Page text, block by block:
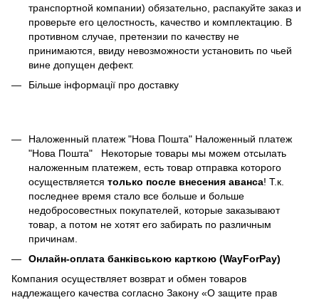
транспортной компании) обязательно, распакуйте заказ и
проверьте его целостность, качество и комплектацию. В
противном случае, претензии по качеству не
принимаются, ввиду невозможности установить по чьей
вине допущен дефект.
Більше інформації про доставку
Наложенный платеж "Нова Пошта" Наложенный платеж
"Нова Пошта"
Некоторые товары мы можем отсылать
наложенным платежем, есть товар отправка которого
осуществляется только после внесения аванса! Т.к.
последнее время стало все больше и больше
недобросовестных покупателей, которые заказывают
товар, а потом не хотят его забирать по различным
причинам.
Онлайн-оплата банківською карткою (WayForPay)
Компания осуществляет возврат и обмен товаров
надлежащего качества согласно Закону «О защите прав